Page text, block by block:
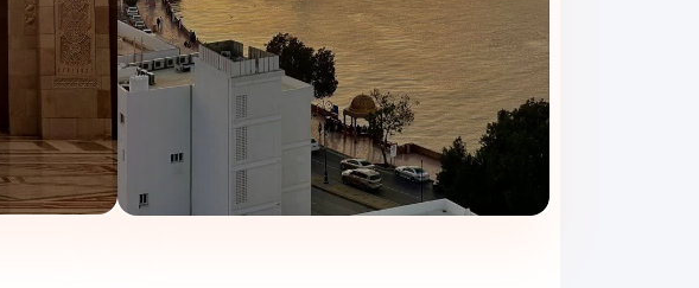
• خدمات روم‌سرویس ۲۴ ساعته
• پذیرش شبانه‌روزی با کارکنان مسلط به زبان انگلیسی و عربی
• خشکشویی، اتوکشی و سرویس لباس‌شویی
• خدمات ترانسفر فرودگاهی با هزینه جداگانه
این مجموعه از امکانات باعث شده
هتل پلاتینیوم مسقطنه‌تنها به‌عنوان یک